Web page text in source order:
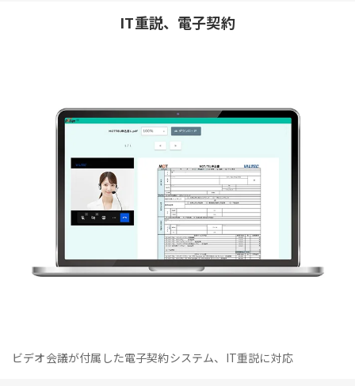
IT重説、電子契約
ビデオ会議が付属した電子契約システム、IT重説に対応